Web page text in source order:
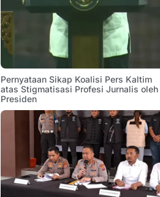
Pernyataan Sikap Koalisi Pers Kaltim
atas Stigmatisasi Profesi Jurnalis oleh
Presiden